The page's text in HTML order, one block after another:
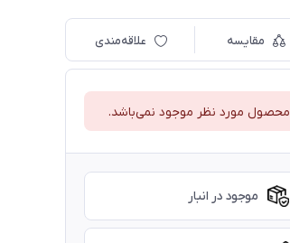
مقایسه علاقه‌مندی
محصول مورد نظر موجود نمی‌باشد.
موجود در انبار